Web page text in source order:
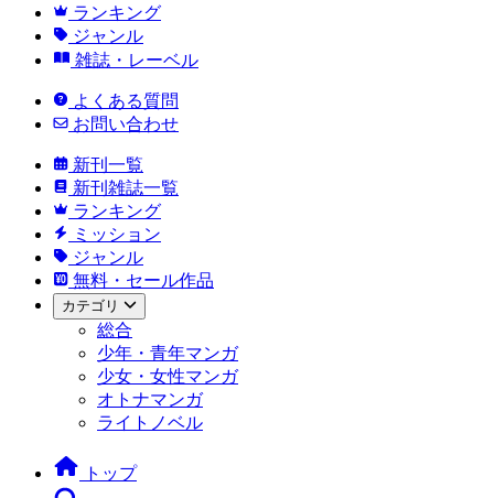
ランキング
ジャンル
雑誌・レーベル
よくある質問
お問い合わせ
新刊一覧
新刊雑誌一覧
ランキング
ミッション
ジャンル
無料・セール作品
カテゴリ
総合
少年・青年マンガ
少女・女性マンガ
オトナマンガ
ライトノベル
トップ